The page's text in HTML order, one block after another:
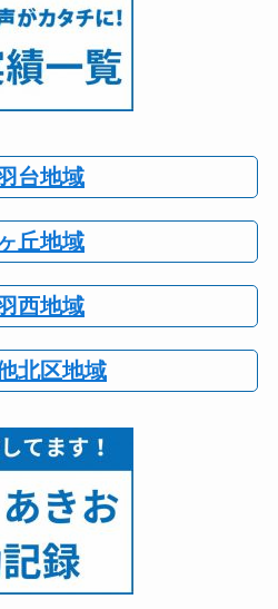
台地域
丘地域
西地域
北区地域